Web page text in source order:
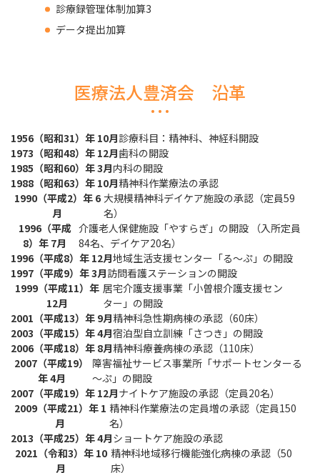
診療録管理体制加算3
データ提出加算
医療法人豊済会 沿革
1956（昭和31）年 10月診療科目：精神科、神経科開設
1973（昭和48）年 12月歯科の開設
1985（昭和60）年 3月内科の開設
1988（昭和63）年 10月精神科作業療法の承認
1990（平成2）年 6
月
大規模精神科デイケア施設の承認（定員59
名）
1996（平成
8）年 7月
介護老人保健施設「やすらぎ」の開設 （入所定員
84名、デイケア20名）
1996（平成8）年 12月地域生活支援センター「る～ぷ」の開設
1997（平成9）年 3月訪問看護ステーションの開設
1999（平成11）年
12月
居宅介護支援事業「小曽根介護支援セン
ター」の開設
2001（平成13）年 9月精神科急性期病棟の承認（60床）
2003（平成15）年 4月宿泊型自立訓練「さつき」の開設
2006（平成18）年 8月精神科療養病棟の承認（110床）
2007（平成19）
年 4月
障害福祉サービス事業所「サポートセンターる
～ぷ」の開設
2007（平成19）年 12月ナイトケア施設の承認（定員20名）
2009（平成21）年 1
月
精神科作業療法の定員増の承認（定員150
名）
2013（平成25）年 4月ショートケア施設の承認
2021（令和3）年 10
月
精神科地域移行機能強化病棟の承認（50
床）